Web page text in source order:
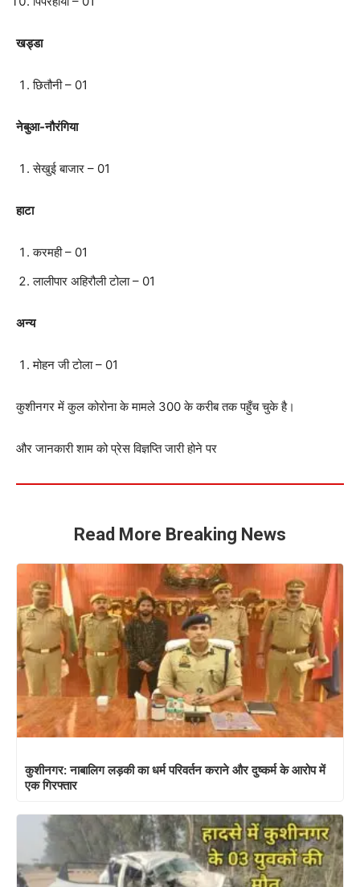
खड्डा
छितौनी – 01
नेबुआ-नौरंगिया
सेखुई बाजार – 01
हाटा
करमही – 01
लालीपार अहिरौली टोला – 01
अन्य
मोहन जी टोला – 01
कुशीनगर में कुल कोरोना के मामले 300 के करीब तक पहुँच चुके है।
और जानकारी शाम को प्रेस विज्ञप्ति जारी होने पर
Read More Breaking News
कुशीनगर: नाबालिग लड़की का धर्म परिवर्तन कराने और दुष्कर्म के आरोप में
एक गिरफ्तार